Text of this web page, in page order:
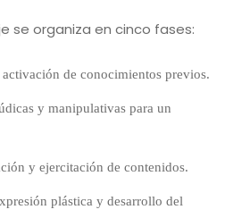
se organiza en cinco fases:
de conocimientos previos.
y manipulativas para un
y ejercitación de contenidos.
plástica y desarrollo del